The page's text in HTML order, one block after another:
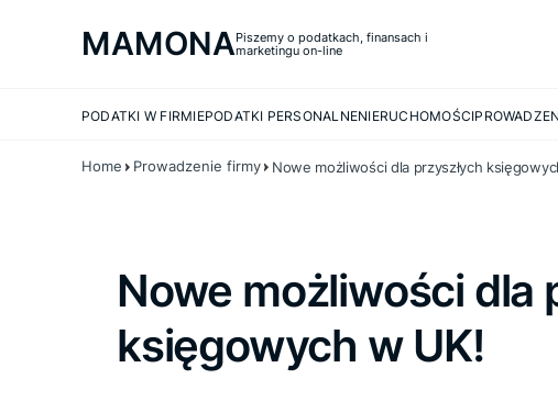
MAMONAPiszemy o podatkach, finansach i
marketingu on-line
PODATKI W FIRMIEPODATKI PERSONALNENIERUCHOMOŚCI
Home Prowadzenie firmy Nowe możliwości dla przyszłych
Nowe możliwości dla
księgowych w UK!